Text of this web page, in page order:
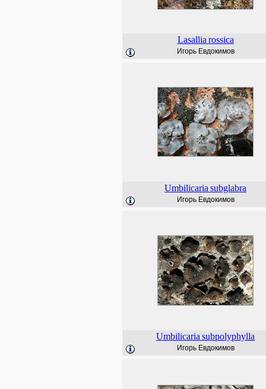
Lasallia rossica
Игорь Евдокимов
Umbilicaria subglabra
Игорь Евдокимов
Umbilicaria subpolyphylla
Игорь Евдокимов